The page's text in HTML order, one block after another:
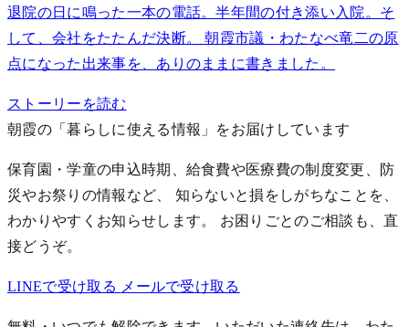
退院の日に鳴った一本の電話。半年間の付き添い入院。そ
して、会社をたたんだ決断。 朝霞市議・わたなべ竜二の原
点になった出来事を、ありのままに書きました。
ストーリーを読む
朝霞の「暮らしに使える情報」をお届けしています
保育園・学童の申込時期、給食費や医療費の制度変更、防
災やお祭りの情報など、 知らないと損をしがちなことを、
わかりやすくお知らせします。 お困りごとのご相談も、直
接どうぞ。
LINEで受け取る メールで受け取る